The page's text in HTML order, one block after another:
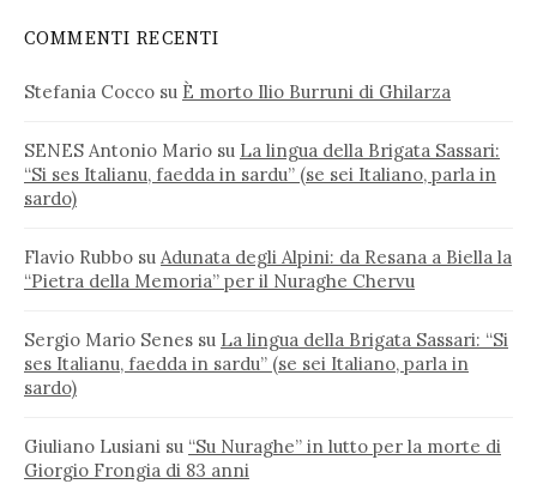
COMMENTI RECENTI
Stefania Cocco su È morto Ilio Burruni di Ghilarza
SENES Antonio Mario su La lingua della Brigata Sassari:
“Si ses Italianu, faedda in sardu” (se sei Italiano, parla in
sardo)
Flavio Rubbo su Adunata degli Alpini: da Resana a Biella la
“Pietra della Memoria” per il Nuraghe Chervu
Sergio Mario Senes su La lingua della Brigata Sassari: “Si
ses Italianu, faedda in sardu” (se sei Italiano, parla in
sardo)
Giuliano Lusiani su “Su Nuraghe” in lutto per la morte di
Giorgio Frongia di 83 anni